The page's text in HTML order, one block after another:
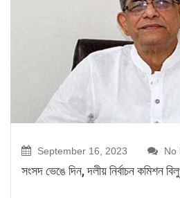
September 16, 2023 No
সংসদ ভেঙে দিন, দলীয় নির্বাচন কমিশন